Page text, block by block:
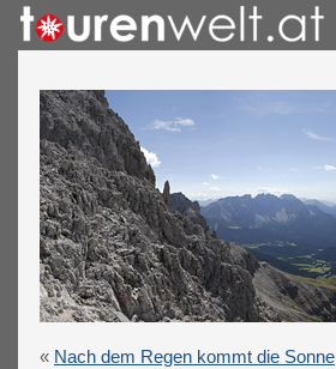
« Nach dem Regen kommt die Sonne